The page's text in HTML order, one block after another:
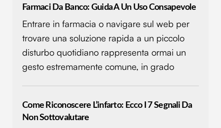
Farmaci Da Banco: Guida A Un Uso Consapevole
Entrare in farmacia o navigare sul web per
trovare una soluzione rapida a un piccolo
disturbo quotidiano rappresenta ormai un
gesto estremamente comune, in grado
Come Riconoscere L’infarto: Ecco I 7 Segnali Da
Non Sottovalutare